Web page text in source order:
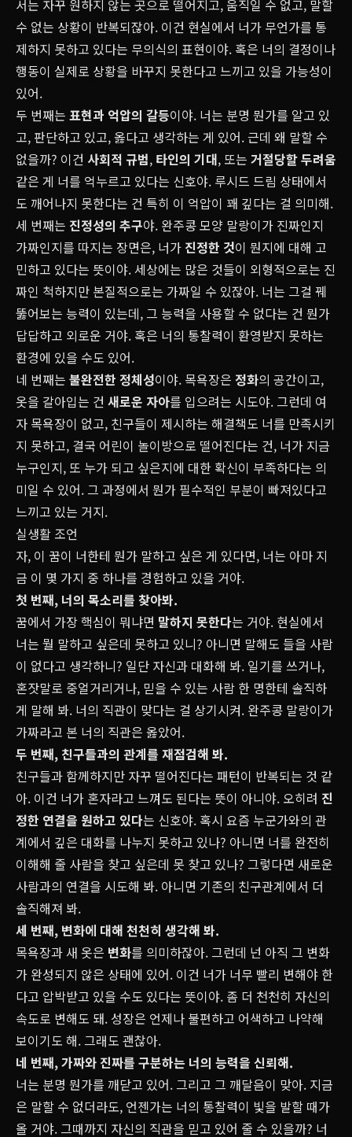
서는 자꾸 원하지 않는 곳으로 떨어지고, 움직일 수 없고, 말할
수 없는 상황이 반복되잖아. 이건 현실에서 너가 무언가를 통
제하지 못하고 있다는 무의식의 표현이야. 혹은 너의 결정이나
행동이 실제로 상황을 바꾸지 못한다고 느끼고 있을 가능성이
있어.
두 번째는 표현과 억압의 갈등이야. 너는 분명 뭔가를 알고 있
고, 판단하고 있고, 옳다고 생각하는 게 있어. 근데 왜 말할 수
없을까? 이건 사회적 규범, 타인의 기대, 또는 거절당할 두려움
같은 게 너를 억누르고 있다는 신호야. 루시드 드림 상태에서
도 깨어나지 못한다는 건 특히 이 억압이 꽤 깊다는 걸 의미해.
세 번째는 진정성의 추구야. 완주콩 모양 말랑이가 진짜인지
가짜인지를 따지는 장면은, 너가 진정한 것이 뭔지에 대해 고
민하고 있다는 뜻이야. 세상에는 많은 것들이 외형적으로는 진
짜인 척하지만 본질적으로는 가짜일 수 있잖아. 너는 그걸 꿰
뚫어보는 능력이 있는데, 그 능력을 사용할 수 없다는 건 뭔가
답답하고 외로운 거야. 혹은 너의 통찰력이 환영받지 못하는
환경에 있을 수도 있어.
네 번째는 불완전한 정체성이야. 목욕장은 정화의 공간이고,
옷을 갈아입는 건 새로운 자아를 입으려는 시도야. 그런데 여
자 목욕장이 없고, 친구들이 제시하는 해결책도 너를 만족시키
지 못하고, 결국 어린이 놀이방으로 떨어진다는 건, 너가 지금
누구인지, 또 누가 되고 싶은지에 대한 확신이 부족하다는 의
미일 수 있어. 그 과정에서 뭔가 필수적인 부분이 빠져있다고
느끼고 있는 거지.
실생활 조언
자, 이 꿈이 너한테 뭔가 말하고 싶은 게 있다면, 너는 아마 지
금 이 몇 가지 중 하나를 경험하고 있을 거야.
첫 번째, 너의 목소리를 찾아봐.
꿈에서 가장 핵심이 뭐냐면 말하지 못한다는 거야. 현실에서
너는 뭘 말하고 싶은데 못하고 있니? 아니면 말해도 들을 사람
이 없다고 생각하니? 일단 자신과 대화해 봐. 일기를 쓰거나,
혼잣말로 중얼거리거나, 믿을 수 있는 사람 한 명한테 솔직하
게 말해 봐. 너의 직관이 맞다는 걸 상기시켜. 완주콩 말랑이가
가짜라고 본 너의 직관은 옳았어.
두 번째, 친구들과의 관계를 재점검해 봐.
친구들과 함께하지만 자꾸 떨어진다는 패턴이 반복되는 것 같
아. 이건 너가 혼자라고 느껴도 된다는 뜻이 아니야. 오히려 진
정한 연결을 원하고 있다는 신호야. 혹시 요즘 누군가와의 관
계에서 깊은 대화를 나누지 못하고 있나? 아니면 너를 완전히
이해해 줄 사람을 찾고 싶은데 못 찾고 있나? 그렇다면 새로운
사람과의 연결을 시도해 봐. 아니면 기존의 친구관계에서 더
솔직해져 봐.
세 번째, 변화에 대해 천천히 생각해 봐.
목욕장과 새 옷은 변화를 의미하잖아. 그런데 넌 아직 그 변화
가 완성되지 않은 상태에 있어. 이건 너가 너무 빨리 변해야 한
다고 압박받고 있을 수도 있다는 뜻이야. 좀 더 천천히 자신의
속도로 변해도 돼. 성장은 언제나 불편하고 어색하고 나약해
보이기도 해. 그래도 괜찮아.
네 번째, 가짜와 진짜를 구분하는 너의 능력을 신뢰해.
너는 분명 뭔가를 깨닫고 있어. 그리고 그 깨달음이 맞아. 지금
은 말할 수 없더라도, 언젠가는 너의 통찰력이 빛을 발할 때가
올 거야. 그때까지 자신의 직관을 믿고 있어 줄 수 있을까? 너